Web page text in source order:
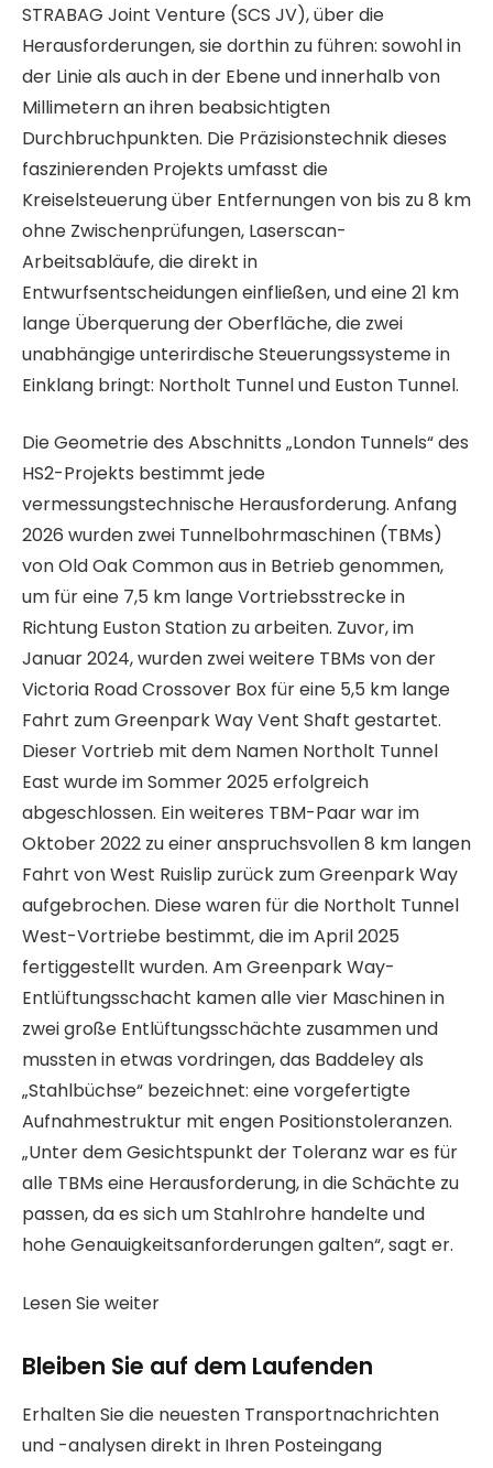
STRABAG Joint Venture (SCS JV), über die
Herausforderungen, sie dorthin zu führen: sowohl in
der Linie als auch in der Ebene und innerhalb von
Millimetern an ihren beabsichtigten
Durchbruchpunkten. Die Präzisionstechnik dieses
faszinierenden Projekts umfasst die
Kreiselsteuerung über Entfernungen von bis zu 8 km
ohne Zwischenprüfungen, Laserscan-
Arbeitsabläufe, die direkt in
Entwurfsentscheidungen einfließen, und eine 21 km
lange Überquerung der Oberfläche, die zwei
unabhängige unterirdische Steuerungssysteme in
Einklang bringt: Northolt Tunnel und Euston Tunnel.
Die Geometrie des Abschnitts „London Tunnels“ des
HS2-Projekts bestimmt jede
vermessungstechnische Herausforderung. Anfang
2026 wurden zwei Tunnelbohrmaschinen (TBMs)
von Old Oak Common aus in Betrieb genommen,
um für eine 7,5 km lange Vortriebsstrecke in
Richtung Euston Station zu arbeiten. Zuvor, im
Januar 2024, wurden zwei weitere TBMs von der
Victoria Road Crossover Box für eine 5,5 km lange
Fahrt zum Greenpark Way Vent Shaft gestartet.
Dieser Vortrieb mit dem Namen Northolt Tunnel
East wurde im Sommer 2025 erfolgreich
abgeschlossen. Ein weiteres TBM-Paar war im
Oktober 2022 zu einer anspruchsvollen 8 km langen
Fahrt von West Ruislip zurück zum Greenpark Way
aufgebrochen. Diese waren für die Northolt Tunnel
West-Vortriebe bestimmt, die im April 2025
fertiggestellt wurden. Am Greenpark Way-
Entlüftungsschacht kamen alle vier Maschinen in
zwei große Entlüftungsschächte zusammen und
mussten in etwas vordringen, das Baddeley als
„Stahlbüchse“ bezeichnet: eine vorgefertigte
Aufnahmestruktur mit engen Positionstoleranzen.
„Unter dem Gesichtspunkt der Toleranz war es für
alle TBMs eine Herausforderung, in die Schächte zu
passen, da es sich um Stahlrohre handelte und
hohe Genauigkeitsanforderungen galten“, sagt er.
Lesen Sie weiter
Bleiben Sie auf dem Laufenden
Erhalten Sie die neuesten Transportnachrichten
und -analysen direkt in Ihren Posteingang